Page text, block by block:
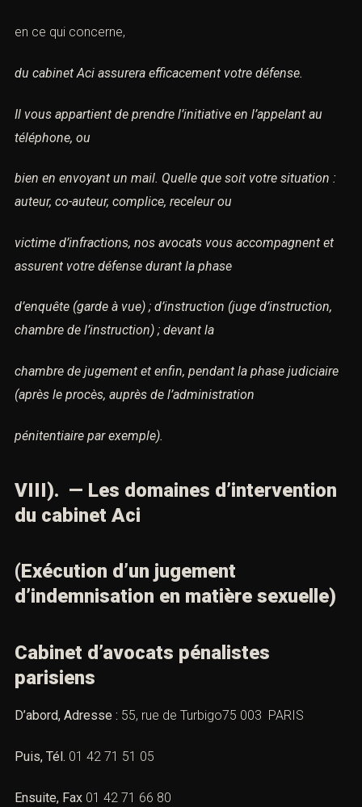
en ce qui concerne,
du cabinet Aci assurera efficacement votre défense.
Il vous appartient de prendre l’initiative en l’appelant au
téléphone, ou
bien en envoyant un mail. Quelle que soit votre situation :
auteur, co-auteur, complice, receleur ou
victime d’infractions, nos avocats vous accompagnent et
assurent votre défense durant la phase
d’enquête (garde à vue) ; d’instruction (juge d’instruction,
chambre de l’instruction) ; devant la
chambre de jugement et enfin, pendant la phase judiciaire
(après le procès, auprès de l’administration
pénitentiaire par exemple).
VIII). — Les domaines d’intervention
du cabinet Aci
(Exécution d’un jugement
d’indemnisation en matière sexuelle)
Cabinet d’avocats pénalistes
parisiens
D’abord, Adresse : 55, rue de Turbigo75 003 PARIS
Puis, Tél. 01 42 71 51 05
Ensuite, Fax 01 42 71 66 80